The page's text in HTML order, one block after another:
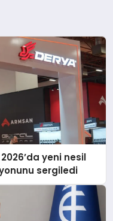
yeni nesil
sergiledi